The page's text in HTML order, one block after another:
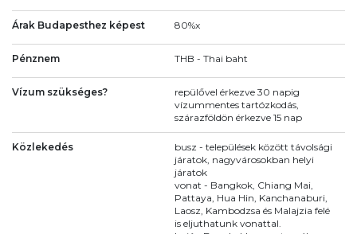
Árak Budapesthez képest 80%x
Pénznem THB - Thai baht
Vízum szükséges?
repülővel érkezve 30 napig
vízummentes tartózkodás,
szárazföldön érkezve 15 nap
Közlekedés
busz - települések között távolsági
járatok, nagyvárosokban helyi
járatok
vonat - Bangkok, Chiang Mai,
Pattaya, Hua Hin, Kanchanaburi,
Laosz, Kambodzsa és Malajzia felé
is eljuthatunk vonattal.